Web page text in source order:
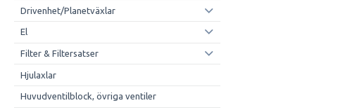
Drivenhet/Planetväxlar
El
Filter & Filtersatser
Hjulaxlar
Huvudventilblock, övriga ventiler